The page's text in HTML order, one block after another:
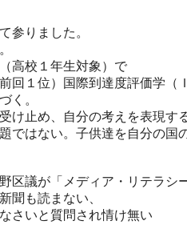
参りました。
高校１年生対象）で
回１位）国際到達度評価学
く。
け止め、自分の考えを表現
ではない。子供達を自分の
区議が「メディア・リテラシ
聞も読まない、
さいと質問され情け無い